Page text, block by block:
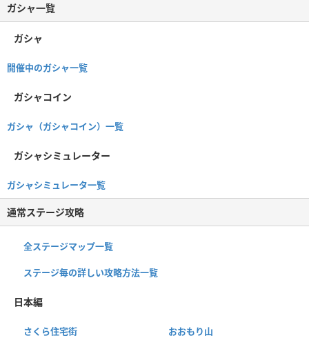
ガシャ一覧
ガシャ
開催中のガシャ一覧
ガシャコイン
ガシャ（ガシャコイン）一覧
ガシャシミュレーター
ガシャシミュレータ一覧
通常ステージ攻略
全ステージマップ一覧
ステージ毎の詳しい攻略方法一覧
日本編
さくら住宅街 おおもり山